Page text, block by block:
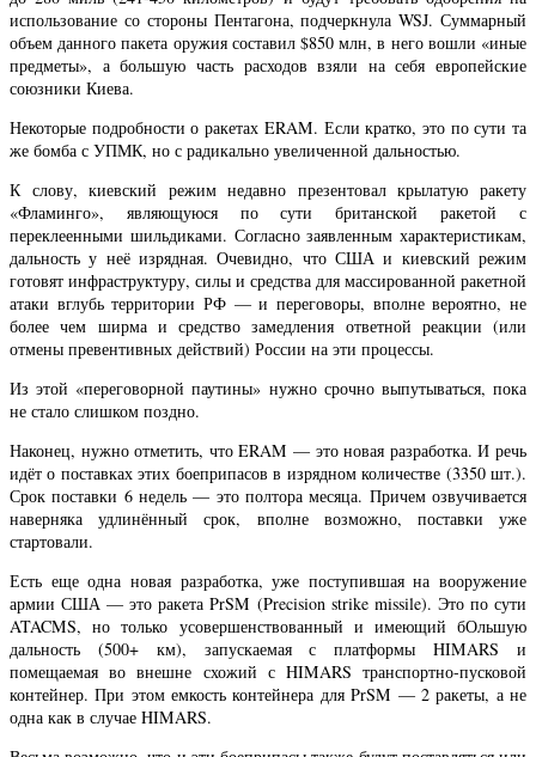
использование со стороны Пентагона, подчеркнула WSJ. Суммарный
объем данного пакета оружия составил $850 млн, в него вошли «иные
предметы», а большую часть расходов взяли на себя европейские
союзники Киева.
Некоторые подробности о ракетах ERAM. Если кратко, это по сути та
же бомба с УПМК, но с радикально увеличенной дальностью.
К слову, киевский режим недавно презентовал крылатую ракету
«Фламинго», являющуюся по сути британской ракетой с
переклеенными шильдиками. Согласно заявленным характеристикам,
дальность у неё изрядная. Очевидно, что США и киевский режим
готовят инфраструктуру, силы и средства для массированной ракетной
атаки вглубь территории РФ — и переговоры, вполне вероятно, не
более чем ширма и средство замедления ответной реакции (или
отмены превентивных действий) России на эти процессы.
Из этой «переговорной паутины» нужно срочно выпутываться, пока
не стало слишком поздно.
Наконец, нужно отметить, что ERAM — это новая разработка. И речь
идёт о поставках этих боеприпасов в изрядном количестве (3350 шт.).
Срок поставки 6 недель — это полтора месяца. Причем озвучивается
наверняка удлинённый срок, вполне возможно, поставки уже
стартовали.
Есть еще одна новая разработка, уже поступившая на вооружение
армии США — это ракета PrSM (Precision strike missile). Это по сути
ATACMS, но только усовершенствованный и имеющий бОльшую
дальность (500+ км), запускаемая с платформы HIMARS и
помещаемая во внешне схожий с HIMARS транспортно-пусковой
контейнер. При этом емкость контейнера для PrSM — 2 ракеты, а не
одна как в случае HIMARS.